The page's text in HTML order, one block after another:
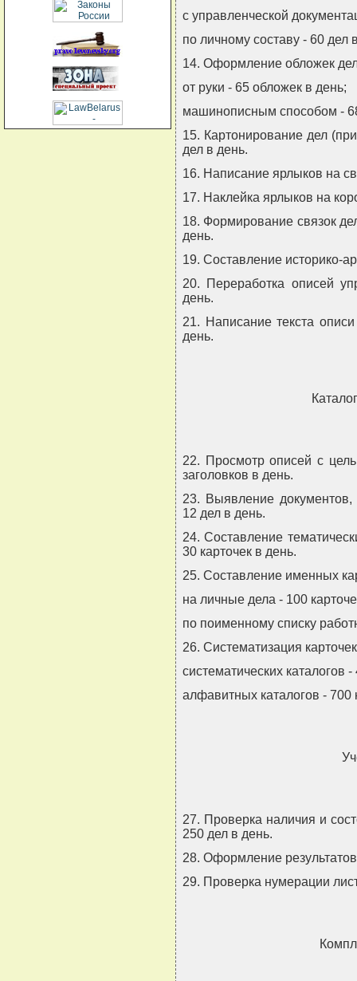
с управленческой
по личному составу - 60 дел
14. Оформление обложек
от руки - 65 обложек в день;
машинописным способом -
15. Картонирование дел
дел в день.
16. Написание ярлыков на
17. Наклейка ярлыков на
18. Формирование связок
день.
19. Составление историко-
20. Переработка описей
день.
21. Написание текста
день.
22. Просмотр описей с
заголовков в день.
23. Выявление
12 дел в день.
24. Составление
30 карточек в день.
25. Составление именных
на личные дела - 100
по поименному списку
26. Систематизация
систематических каталогов
алфавитных каталогов - 700
27. Проверка наличия и
250 дел в день.
28. Оформление
29. Проверка нумерации